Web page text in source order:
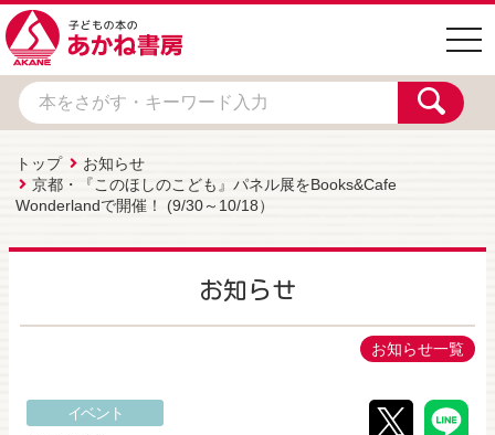
トップ
お知らせ
京都・『このほしのこども』パネル展をBooks&Cafe
Wonderlandで開催！ (9/30～10/18）
お知らせ
お知らせ一覧
イベント